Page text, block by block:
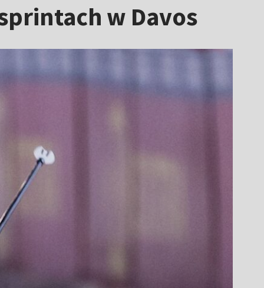
w Davos